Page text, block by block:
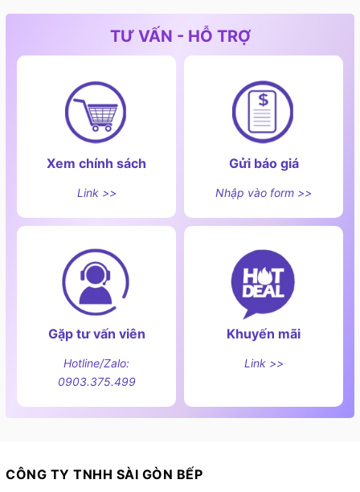
TƯ VẤN - HỖ TRỢ
Xem chính sách
Link >>
Gửi báo giá
Nhập vào form >>
Gặp tư vấn viên
Hotline/Zalo:
0903.375.499
Khuyến mãi
Link >>
CÔNG TY TNHH SÀI GÒN BẾP